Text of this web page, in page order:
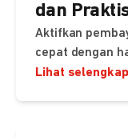
dan
Aktifkan
cepat dengan
Lihat